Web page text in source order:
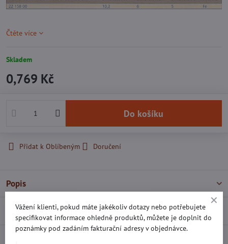
Čtěte více
Skladem
0,769 Kč
Do košíku
Přidat k Oblíbeným Doručení
Popis
Recenze 0
Vážení klienti, pokud máte jakékoliv dotazy nebo potřebujete
specifikovat informace ohledně produktů, můžete je doplnit do
poznámky pod zadáním fakturační adresy v objednávce.